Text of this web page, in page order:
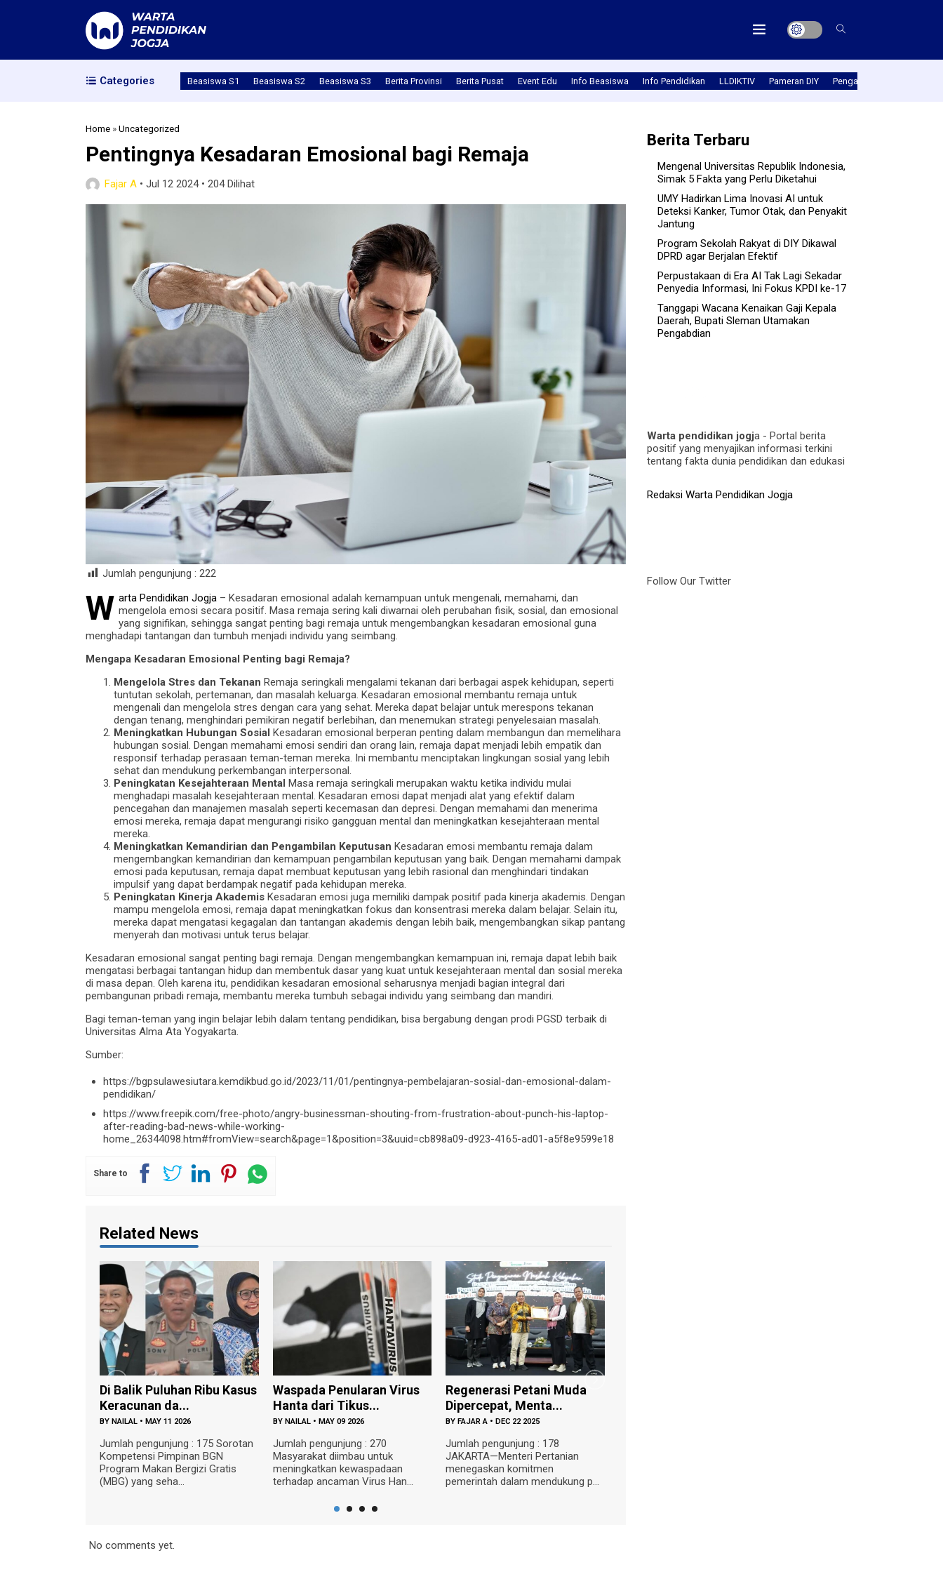
Categories Beasiswa S1 Beasiswa S2 Beasiswa S3 Berita Provinsi Berita Pusat Event Edu Info Beasiswa Info Pendidikan LLDIKTIV Pameran DIY Pengabmas
Home »Uncategorized
Pentingnya Kesadaran Emosional bagi Remaja
Fajar A • Jul 12 2024• 204 Dilihat
Jumlah pengunjung : 222
W arta Pendidikan Jogja – Kesadaran emosional adalah kemampuan untuk mengenali, memahami, dan
mengelola emosi secara positif. Masa remaja sering kali diwarnai oleh perubahan fisik, sosial, dan emosional
yang signifikan, sehingga sangat penting bagi remaja untuk mengembangkan kesadaran emosional guna
menghadapi tantangan dan tumbuh menjadi individu yang seimbang.
Mengapa Kesadaran Emosional Penting bagi Remaja?
Mengelola Stres dan Tekanan Remaja seringkali mengalami tekanan dari berbagai aspek kehidupan, seperti
tuntutan sekolah, pertemanan, dan masalah keluarga. Kesadaran emosional membantu remaja untuk
mengenali dan mengelola stres dengan cara yang sehat. Mereka dapat belajar untuk merespons tekanan
dengan tenang, menghindari pemikiran negatif berlebihan, dan menemukan strategi penyelesaian masalah.
Meningkatkan Hubungan Sosial Kesadaran emosional berperan penting dalam membangun dan memelihara
hubungan sosial. Dengan memahami emosi sendiri dan orang lain, remaja dapat menjadi lebih empatik dan
responsif terhadap perasaan teman-teman mereka. Ini membantu menciptakan lingkungan sosial yang lebih
sehat dan mendukung perkembangan interpersonal.
Peningkatan Kesejahteraan Mental Masa remaja seringkali merupakan waktu ketika individu mulai
menghadapi masalah kesejahteraan mental. Kesadaran emosi dapat menjadi alat yang efektif dalam
pencegahan dan manajemen masalah seperti kecemasan dan depresi. Dengan memahami dan menerima
emosi mereka, remaja dapat mengurangi risiko gangguan mental dan meningkatkan kesejahteraan mental
mereka.
Meningkatkan Kemandirian dan Pengambilan Keputusan Kesadaran emosi membantu remaja dalam
mengembangkan kemandirian dan kemampuan pengambilan keputusan yang baik. Dengan memahami dampak
emosi pada keputusan, remaja dapat membuat keputusan yang lebih rasional dan menghindari tindakan
impulsif yang dapat berdampak negatif pada kehidupan mereka.
Peningkatan Kinerja Akademis Kesadaran emosi juga memiliki dampak positif pada kinerja akademis. Dengan
mampu mengelola emosi, remaja dapat meningkatkan fokus dan konsentrasi mereka dalam belajar. Selain itu,
mereka dapat mengatasi kegagalan dan tantangan akademis dengan lebih baik, mengembangkan sikap pantang
menyerah dan motivasi untuk terus belajar.
Kesadaran emosional sangat penting bagi remaja. Dengan mengembangkan kemampuan ini, remaja dapat lebih baik
mengatasi berbagai tantangan hidup dan membentuk dasar yang kuat untuk kesejahteraan mental dan sosial mereka
di masa depan. Oleh karena itu, pendidikan kesadaran emosional seharusnya menjadi bagian integral dari
pembangunan pribadi remaja, membantu mereka tumbuh sebagai individu yang seimbang dan mandiri.
Bagi teman-teman yang ingin belajar lebih dalam tentang pendidikan, bisa bergabung dengan prodi PGSD terbaik di
Universitas Alma Ata Yogyakarta.
Sumber:
https://bgpsulawesiutara.kemdikbud.go.id/2023/11/01/pentingnya-pembelajaran-sosial-dan-emosional-dalam-
pendidikan/
https://www.freepik.com/free-photo/angry-businessman-shouting-from-frustration-about-punch-his-laptop-
after-reading-bad-news-while-working-
home_26344098.htm#fromView=search&page=1&position=3&uuid=cb898a09-d923-4165-ad01-a5f8e9599e18
Share to
Related News
Di Balik Puluhan Ribu Kasus
Keracunan da...
BY NAILAL • MAY 11 2026
Jumlah pengunjung : 175 Sorotan
Kompetensi Pimpinan BGN
Program Makan Bergizi Gratis
(MBG) yang seha...
Waspada Penularan Virus
Hanta dari Tikus...
BY NAILAL • MAY 09 2026
Jumlah pengunjung : 270
Masyarakat diimbau untuk
meningkatkan kewaspadaan
terhadap ancaman Virus Han...
Regenerasi Petani Muda
Dipercepat, Menta...
BY FAJAR A • DEC 22 2025
Jumlah pengunjung : 178
JAKARTA—Menteri Pertanian
menegaskan komitmen
pemerintah dalam mendukung p...
No comments yet.
Berita Terbaru
Mengenal Universitas Republik Indonesia,
Simak 5 Fakta yang Perlu Diketahui
UMY Hadirkan Lima Inovasi AI untuk
Deteksi Kanker, Tumor Otak, dan Penyakit
Jantung
Program Sekolah Rakyat di DIY Dikawal
DPRD agar Berjalan Efektif
Perpustakaan di Era AI Tak Lagi Sekadar
Penyedia Informasi, Ini Fokus KPDI ke-17
Tanggapi Wacana Kenaikan Gaji Kepala
Daerah, Bupati Sleman Utamakan
Pengabdian
Warta pendidikan jogja - Portal berita
positif yang menyajikan informasi terkini
tentang fakta dunia pendidikan dan edukasi
Redaksi Warta Pendidikan Jogja
Follow Our Twitter